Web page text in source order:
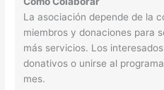
La asociación depende de la
miembros y donaciones para
más servicios. Los
donativos o unirse al
mes.